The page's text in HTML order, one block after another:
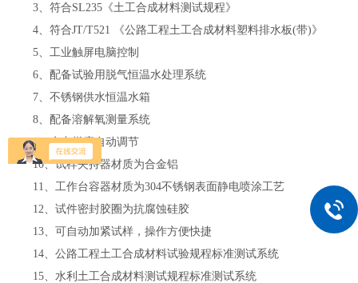
3 、符合SL235 《土工合成材料测试规程》
4 、符合JT/T521 《公路工程土工合成材料塑料排水板(带)》
5 、工业触屏电脑控制
6 、配备试验用脱气恒温水处理系统
7 、不锈钢供水恒温水箱
8 、配备溶解氧测量系统
9
、水力梯度自动调节
10、试样夹持器材质为合金铝
11
、工作台容器材质为304不锈钢表面静电喷涂工艺
12 、试件密封胶圈为抗腐蚀硅胶
13 、可自动加紧试样，操作方便快捷
14 、公路工程土工合成材料试验规程标准测试系统
15 、水利土工合成材料测试规程标准测试系统